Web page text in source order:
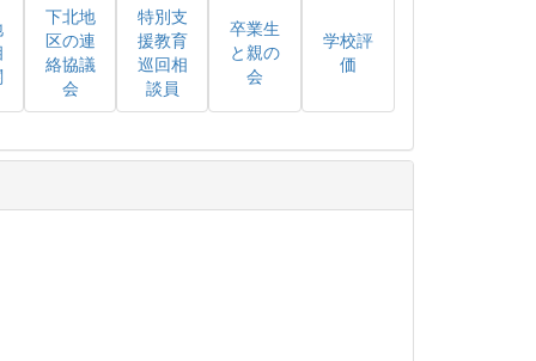
下北地
区の連
絡協議
会
特別支
援教育
巡回相
談員
卒業生
と親の
会
学校評
価